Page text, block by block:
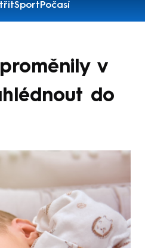
SportPočasí
v
do